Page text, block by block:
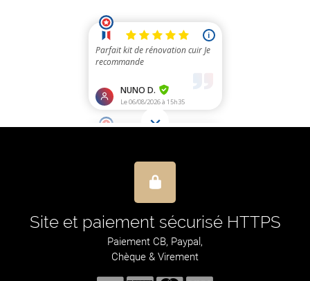
Site et paiement sécurisé HTTPS
Paiement CB, Paypal,
Chèque & Virement